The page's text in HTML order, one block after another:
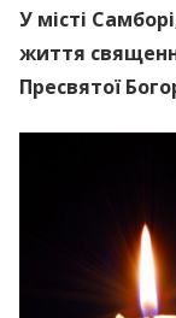
У місті
життя
Пресвятої